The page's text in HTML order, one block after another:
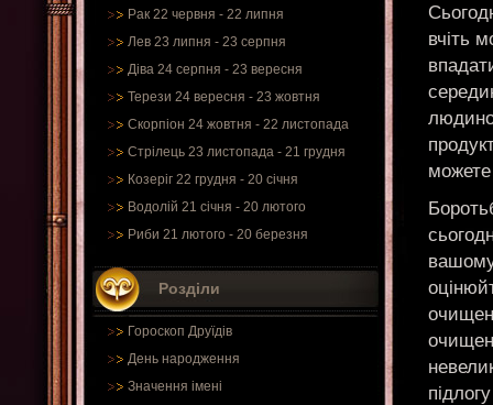
Рак 22 червня - 22 липня
Лев 23 липня - 23 серпня
Діва 24 серпня - 23 вересня
Терези 24 вересня - 23 жовтня
Скорпіон 24 жовтня - 22 листопада
Стрілець 23 листопада - 21 грудня
Козеріг 22 грудня - 20 січня
Водолій 21 січня - 20 лютого
Риби 21 лютого - 20 березня
Розділи
Гороскоп Друїдів
День народження
Значення імені
вчіть
можете